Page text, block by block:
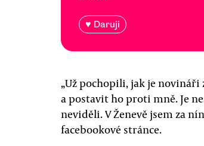
♥ Daruji
„Už pochopili, jak je novináři
a postavit ho proti mně. Je
neviděli. V Ženevě jsem za
facebookové stránce.